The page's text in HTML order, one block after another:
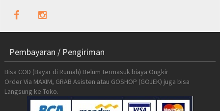
Pembayaran / Pengiriman
Bisa COD (Bayar di Rumah) Belum termasuk biaya Ongkir
Order Via MAXIM, GRAB Asisten atau GOSHOP (GOJEK) juga bisa
Langsung ke Toko.